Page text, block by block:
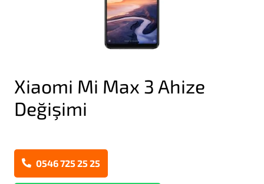
Xiaomi Mi Max 3 Ahize
Değişimi
0546 725 25 25